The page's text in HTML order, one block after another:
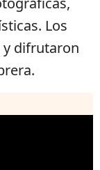
Los
y difrutaron